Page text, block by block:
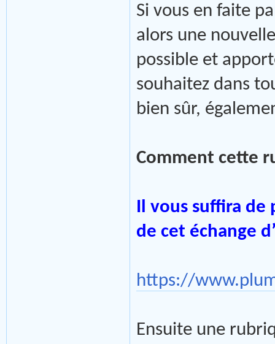
Si vous en faite
alors une
possible et
souhaitez dans
bien sûr,
Comment cette
Il vous suffira de
de cet échange
https://
Ensuite une